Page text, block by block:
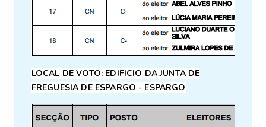
LOCAL DE VOTO: EDIFICIO DA JUNTA DE
FREGUESIA DE ESPARGO - ESPARGO